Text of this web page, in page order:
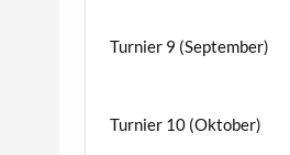
Turnier 9 (September)
Turnier 10 (Oktober)